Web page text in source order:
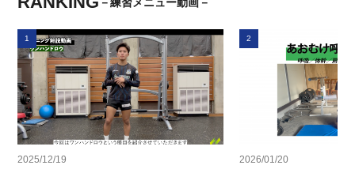
1
2025/12/19
2
2026/01/20